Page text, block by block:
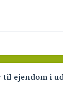
til ejendom i